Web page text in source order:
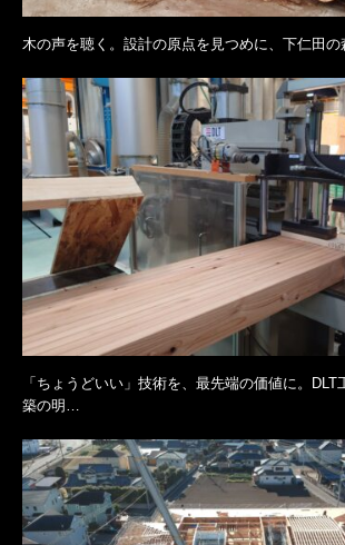
木の声を聴く。設計の原点を見つめに、下仁田の
「ちょうどいい」技術を、最先端の価値に。DLT
築の明…